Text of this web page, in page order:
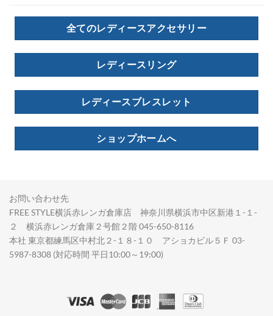
全てのレディースアクセサリー
レディースリング
レディースブレスレット
ショップホームへ
お問い合わせ先
FREE STYLE横浜赤レンガ倉庫店 神奈川県横浜市中区新港１-１-
２ 横浜赤レンガ倉庫２号館２階 045-650-8116
本社 東京都練馬区中村北２-１８-１０ アショカビル５Ｆ 03-
5987-8308 (対応時間 平日10:00～19:00)